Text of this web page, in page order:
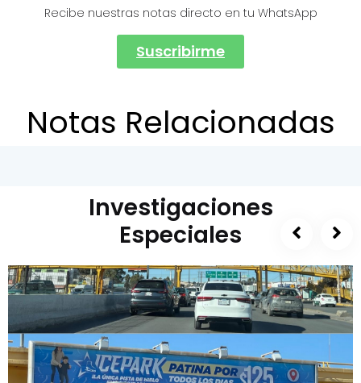
Recibe nuestras notas directo en tu WhatsApp
Suscribirme
Notas Relacionadas
Investigaciones
Especiales